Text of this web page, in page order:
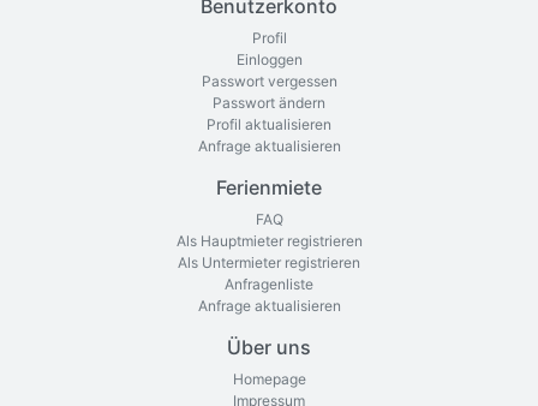
Benutzerkonto
Profil
Einloggen
Passwort vergessen
Passwort ändern
Profil aktualisieren
Anfrage aktualisieren
Ferienmiete
FAQ
Als Hauptmieter registrieren
Als Untermieter registrieren
Anfragenliste
Anfrage aktualisieren
Über uns
Homepage
Impressum